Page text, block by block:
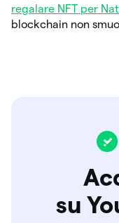
regalare NFT per
blockchain non
su